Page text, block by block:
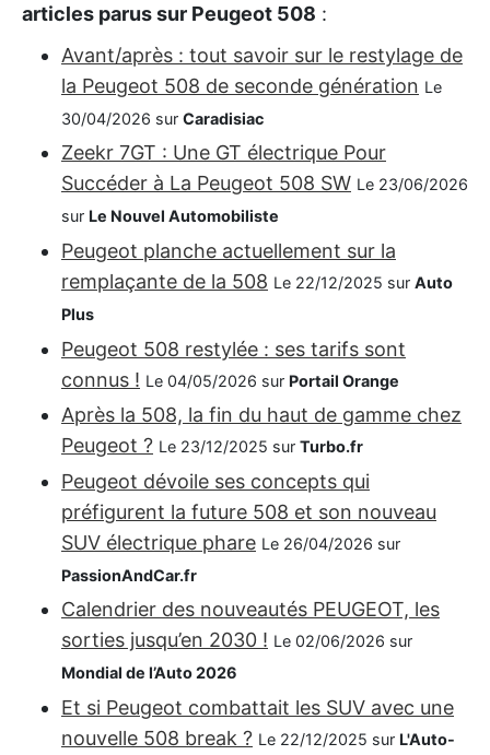
articles parus sur Peugeot 508 :
Avant/après : tout savoir sur le restylage de
la Peugeot 508 de seconde génération Le
30/04/2026 sur Caradisiac
Zeekr 7GT : Une GT électrique Pour
Succéder à La Peugeot 508 SW Le 23/06/2026
sur Le Nouvel Automobiliste
Peugeot planche actuellement sur la
remplaçante de la 508 Le 22/12/2025 sur Auto
Plus
Peugeot 508 restylée : ses tarifs sont
connus ! Le 04/05/2026 sur Portail Orange
Après la 508, la fin du haut de gamme chez
Peugeot ? Le 23/12/2025 sur Turbo.fr
Peugeot dévoile ses concepts qui
préfigurent la future 508 et son nouveau
SUV électrique phare Le 26/04/2026 sur
PassionAndCar.fr
Calendrier des nouveautés PEUGEOT, les
sorties jusqu’en 2030 ! Le 02/06/2026 sur
Mondial de l’Auto 2026
Et si Peugeot combattait les SUV avec une
nouvelle 508 break ? Le 22/12/2025 sur L'Auto-